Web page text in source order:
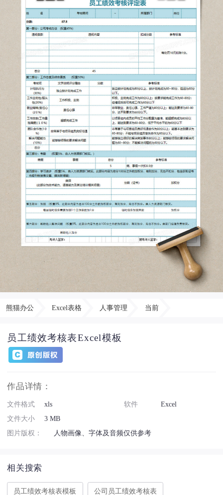
熊猫办公 Excel表格 人事管理 当前
员工绩效考核表Excel模板
作品详情：
文件格式 xls 软件
Excel
文件大小
3 MB
图片版权：
人物画像、字体及音频仅供参考
相关搜索
员工绩效考核表模板 公司员工绩效考核表